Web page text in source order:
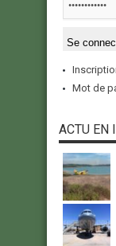
Mot de
ACTU EN